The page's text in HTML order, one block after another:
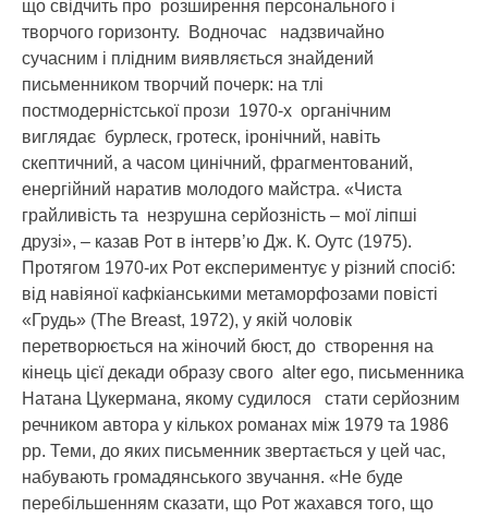
що свідчить про розширення персонального і
творчого горизонту. Водночас надзвичайно
сучасним і плідним виявляється знайдений
письменником творчий почерк: на тлі
постмодерністської прози 1970-х органічним
виглядає бурлеск, гротеск, іронічний, навіть
скептичний, а часом цинічний, фрагментований,
енергійний наратив молодого майстра. «Чиста
грайливість та незрушна серйозність – мої ліпші
друзі», – казав Рот в інтерв’ю Дж. К. Оутс (1975).
Протягом 1970-их Рот експериментує у різний спосіб:
від навіяної кафкіанськими метаморфозами повісті
«Грудь» (The Breast, 1972), у якій чоловік
перетворюється на жіночий бюст, до створення на
кінець цієї декади образу свого alter ego, письменника
Натана Цукермана, якому судилося стати серйозним
речником автора у кількох романах між 1979 та 1986
рр. Теми, до яких письменник звертається у цей час,
набувають громадянського звучання. «Не буде
перебільшенням сказати, що Рот жахався того, що